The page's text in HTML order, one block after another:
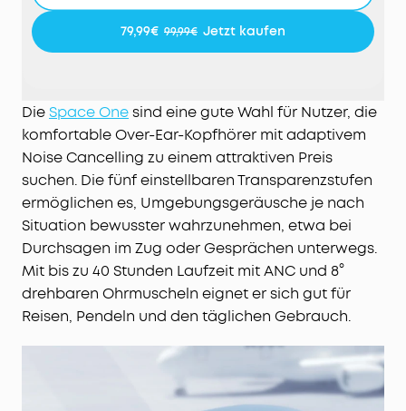
Schlankes Design mit um8°drehbaren Ohrpolstern.
5 Transparenzmodifür flexible
Umgebungsgeräusche.
79,99€ 99,99€ Jetzt kaufen
Die Space Onesind eine gute Wahl für Nutzer, die
komfortable Over-Ear-Kopfhörer mit adaptivem
Noise Cancelling zu einem attraktiven Preis
suchen. Die fünf einstellbaren Transparenzstufen
ermöglichen es, Umgebungsgeräusche je nach
Situation bewusster wahrzunehmen, etwa bei
Durchsagen im Zug oder Gesprächen unterwegs.
Mit bis zu 40 Stunden Laufzeit mit ANC und 8°
drehbaren Ohrmuscheln eignet er sich gut für
Reisen, Pendeln und den täglichen Gebrauch.